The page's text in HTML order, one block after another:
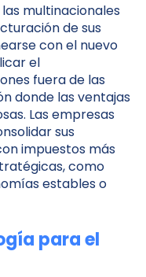
multinacionales
de sus
con el nuevo
el
fuera de las
donde las ventajas
Las empresas
sus
impuestos más
como
estables o
para el